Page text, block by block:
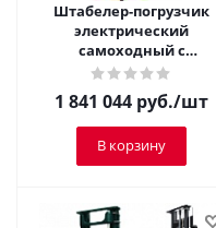
Штабелер-погрузчик
электрический
самоходный с
платформой TOR 1,5 т 5,5
м CQDH15A-II
1 841 044 руб./шт
В корзину